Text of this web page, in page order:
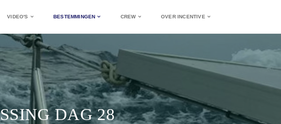
VIDEO'S BESTEMMINGEN CREW OVER INCENTIVE
DAG 28